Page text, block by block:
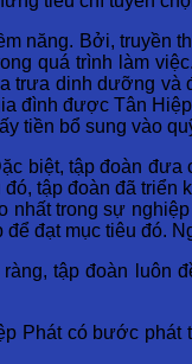
năng. Bởi, truyền
quá trình làm
dinh dưỡng
đình được Tân
tiền bổ sung vào
biệt, tập đoàn
tập đoàn đã triển
trong sự
đạt mục tiêu đó.
tập đoàn luôn
Phát có bước